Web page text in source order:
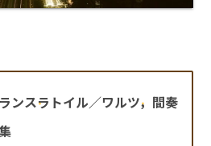
ンスラトイル／ワルツ，間奏